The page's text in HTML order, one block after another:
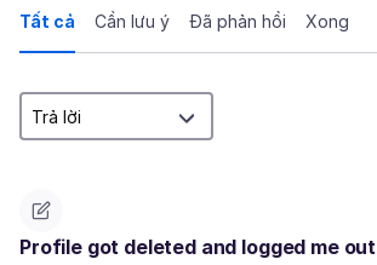
Tất cả Cần lưu ý Đã phản hồi Xong
Profile got deleted and logged me out